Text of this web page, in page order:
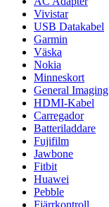
Vivistar
USB Datakabel
Garmin
Väska
Nokia
Minneskort
General Imaging
HDMI-Kabel
Carregador
Batteriladdare
Fujifilm
Jawbone
Fitbit
Huawei
Pebble
Fjärrkontroll